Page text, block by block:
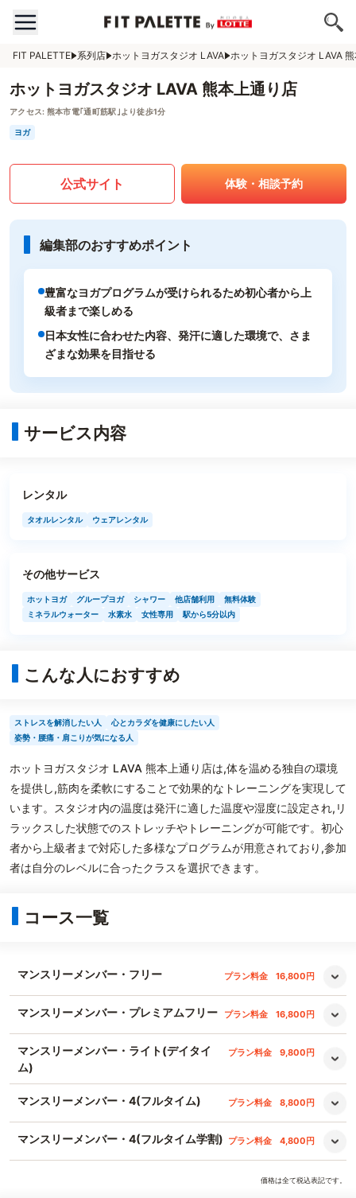
FIT PALETTE 系列店 ホットヨガスタジオ LAVA ホットヨガスタジオ LAVA
ホットヨガスタジオ LAVA 熊本上通り店
アクセス: 熊本市電｢通町筋駅｣より徒歩1分
ヨガ
公式サイト 体験・相談予約
編集部のおすすめポイント
豊富なヨガプログラムが受けられるため初心者から上
級者まで楽しめる
日本女性に合わせた内容、発汗に適した環境で、さま
ざまな効果を目指せる
サービス内容
レンタル
タオルレンタル ウェアレンタル
その他サービス
ホットヨガ グループヨガ シャワー 他店舗利用
無料体験
ミネラルウォーター
水素水 女性専用 駅から5分以内
こんな人におすすめ
ストレスを解消したい人
心とカラダを健康にしたい人
姿勢・腰痛・肩こりが気になる人
ホットヨガスタジオ LAVA 熊本上通り店は,体を温める独自の環境
を提供し,筋肉を柔軟にすることで効果的なトレーニングを実現して
います。スタジオ内の温度は発汗に適した温度や湿度に設定され,リ
ラックスした状態でのストレッチやトレーニングが可能です。初心
者から上級者まで対応した多様なプログラムが用意されており,参加
者は自分のレベルに合ったクラスを選択できます。
コース一覧
マンスリーメンバー・フリー プラン料金 16,800円
マンスリーメンバー・プレミアムフリー プラン料金 16,800円
マンスリーメンバー・ライト(デイタイ
ム)
プラン料金 9,800円
マンスリーメンバー・4(フルタイム) プラン料金 8,800円
マンスリーメンバー・4(フルタイム学割) プラン料金 4,800円
価格は全て税込表記です。